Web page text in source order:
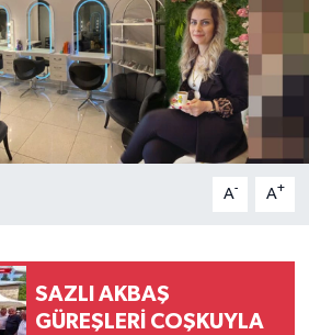
A- A+
SAZLI AKBAŞ
GÜREŞLERİ COŞKUYLA